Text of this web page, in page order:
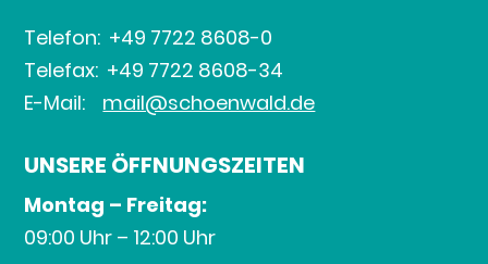
Telefon: +49 7722 8608-0
Telefax: +49 7722 8608-34
E-Mail: mail@schoenwald.de
UNSERE ÖFFNUNGSZEITEN
Montag – Freitag:
09:00 Uhr – 12:00 Uhr